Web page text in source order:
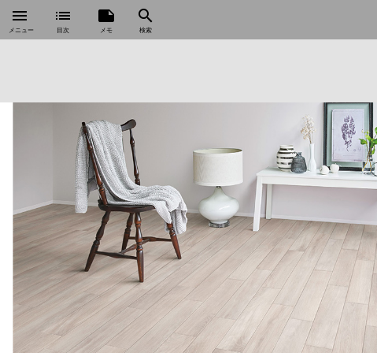
menu
メニュー
list
目次
note
メモ
search
検索